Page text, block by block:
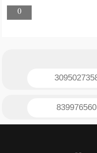
0
839976560